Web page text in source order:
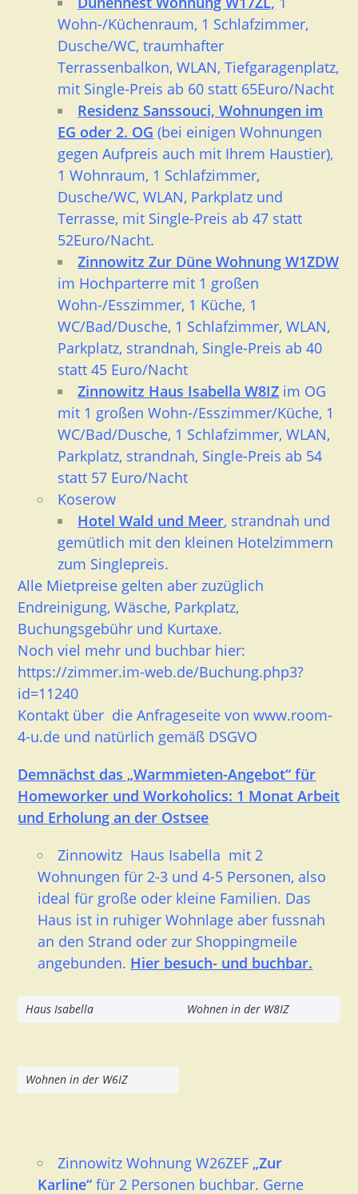
Wohn-/Küchenraum, 1 Schlafzimmer,
Dusche/WC, traumhafter
Terrassenbalkon, WLAN, Tiefgaragenplatz,
mit Single-Preis ab 60 statt 65Euro/Nacht
Residenz Sanssouci, Wohnungen im
EG oder 2. OG (bei einigen Wohnungen
gegen Aufpreis auch mit Ihrem Haustier),
1 Wohnraum, 1 Schlafzimmer,
Dusche/WC, WLAN, Parkplatz und
Terrasse, mit Single-Preis ab 47 statt
52Euro/Nacht.
Zinnowitz Zur Düne Wohnung W1ZDW
im Hochparterre mit 1 großen
Wohn-/Esszimmer, 1 Küche, 1
WC/Bad/Dusche, 1 Schlafzimmer, WLAN,
Parkplatz, strandnah, Single-Preis ab 40
statt 45 Euro/Nacht
Zinnowitz Haus Isabella W8IZ im OG
mit 1 großen Wohn-/Esszimmer/Küche, 1
WC/Bad/Dusche, 1 Schlafzimmer, WLAN,
Parkplatz, strandnah, Single-Preis ab 54
statt 57 Euro/Nacht
Koserow
Hotel Wald und Meer, strandnah und
gemütlich mit den kleinen Hotelzimmern
zum Singlepreis.
Alle Mietpreise gelten aber zuzüglich
Endreinigung, Wäsche, Parkplatz,
Buchungsgebühr und Kurtaxe.
Noch viel mehr und buchbar hier:
https://zimmer.im-web.de/Buchung.php3?
id=11240
Kontakt über die Anfrageseite vonwww.room-
4-u.de und natürlich gemäß DSGVO
Demnächst das „Warmmieten-Angebot“ für
Homeworker und Workoholics: 1 Monat Arbeit
und Erholung an der Ostsee
Zinnowitz Haus Isabella mit 2
Wohnungen für 2-3 und 4-5 Personen, also
ideal für große oder kleine Familien. Das
Haus ist in ruhiger Wohnlage aber fussnah
an den Strand oder zur Shoppingmeile
angebunden. Hier besuch- und buchbar.
Haus Isabella Wohnen in der W8IZ
Wohnen in der W6IZ
Zinnowitz Wohnung W26ZEF „Zur
Karline“ für 2 Personen buchbar. Gerne